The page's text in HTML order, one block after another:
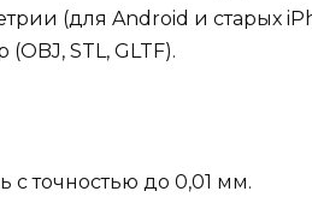
(для Android и старых
STL, GLTF).
точностью до 0,01 мм.